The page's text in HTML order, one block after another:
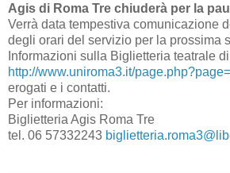
Agis di Roma Tre chiuderà per la
Verrà data tempestiva comunicazione
degli orari del servizio per la prossima
Informazioni sulla Biglietteria teatrale
http://www.uniroma3.it/
erogati e i contatti.
Per informazioni:
Biglietteria Agis Roma Tre
tel. 06 57332243